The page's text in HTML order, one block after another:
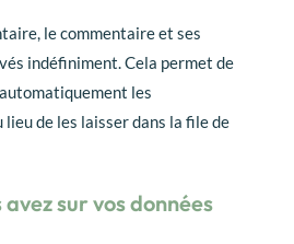
le commentaire et ses
indéfiniment. Cela permet de
les
de les laisser dans la file de
sur vos données